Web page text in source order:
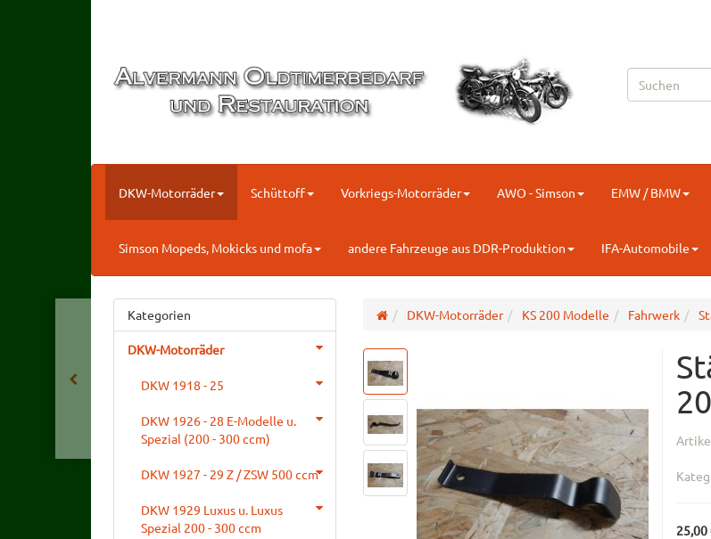
DKW-Motorräder Schüttoff Vorkriegs-Motorräder AWO - Simson EMW / BMW
Simson Mopeds, Mokicks und mofa andere Fahrzeuge aus DDR-Produktion IFA-Automobile
DKW-Motorräder KS 200 Modelle Fahrwerk
25,00
Kategorien
DKW-Motorräder
DKW 1918 - 25
DKW 1926 - 28 E-Modelle u.
Spezial (200 - 300 ccm)
DKW 1927 - 29 Z / ZSW 500 ccm
DKW 1929 Luxus u. Luxus
Spezial 200 - 300 ccm